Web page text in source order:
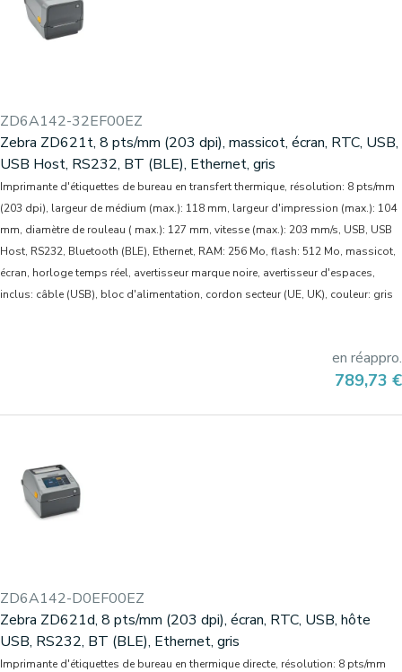
ZD6A142-32EF00EZ
Zebra ZD621t, 8 pts/mm (203 dpi), massicot, écran, RTC, USB,
USB Host, RS232, BT (BLE), Ethernet, gris
Imprimante d'étiquettes de bureau en transfert thermique, résolution: 8 pts/mm
(203 dpi), largeur de médium (max.): 118 mm, largeur d'impression (max.): 104
mm, diamètre de rouleau ( max.): 127 mm, vitesse (max.): 203 mm/s, USB, USB
Host, RS232, Bluetooth (BLE), Ethernet, RAM: 256 Mo, flash: 512 Mo, massicot,
écran, horloge temps réel, avertisseur marque noire, avertisseur d'espaces,
inclus: câble (USB), bloc d'alimentation, cordon secteur (UE, UK), couleur: gris
en réappro.
Prix
789,73 €
ZD6A142-D0EF00EZ
Zebra ZD621d, 8 pts/mm (203 dpi), écran, RTC, USB, hôte
USB, RS232, BT (BLE), Ethernet, gris
Imprimante d'étiquettes de bureau en thermique directe, résolution: 8 pts/mm